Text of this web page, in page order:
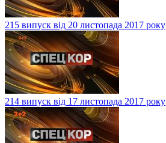
215 випуск від 20 листопада 2017 року
214 випуск від 17 листопада 2017 року